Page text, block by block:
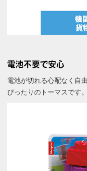
電池不要で安心
電池が切れる心配なく自
ぴったりのトーマスです。